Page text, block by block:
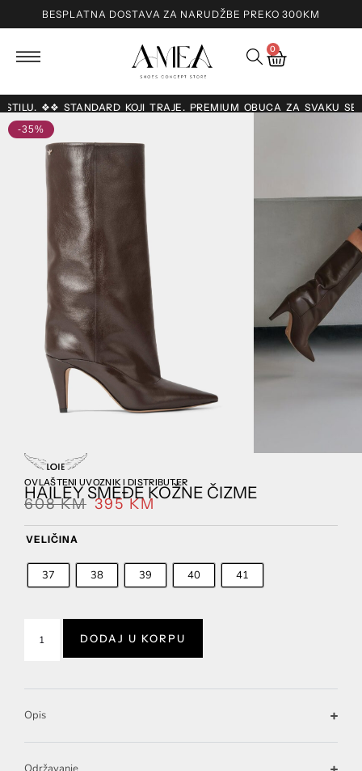
BESPLATNA DOSTAVA ZA NARUDŽBE PREKO 300KM
0
❖❖ STANDARD KOJI TRAJE. PREMIUM OBUĆA ZA SVAKU
-35%
OVLAŠTENI UVOZNIK I DISTRIBUTER
HAILEY SMEĐE KOŽNE ČIZME
608KM 395KM
VELIČINA
37 38 39 40 41
DODAJ U KORPU
Opis